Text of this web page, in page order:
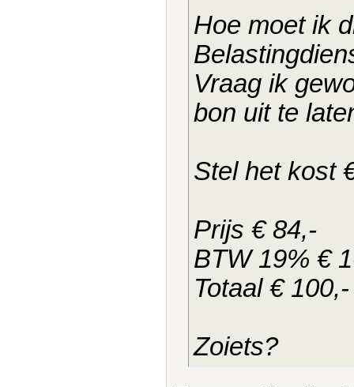
Hoe moet ik
Vraag ik
bon uit te
Stel het kost
Prijs € 84,-
BTW 19% €
Totaal € 100,-
Zoiets?